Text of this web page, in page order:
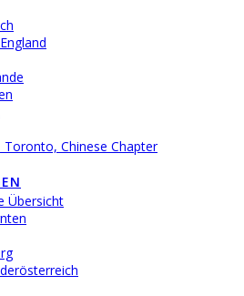
Toronto, Chinese Chapter
Übersicht